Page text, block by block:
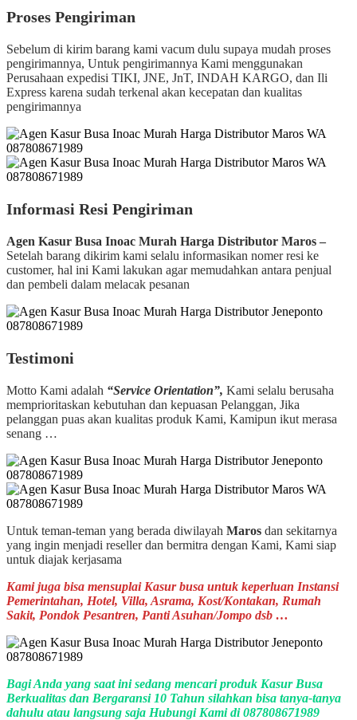
Proses Pengiriman
Sebelum di kirim barang kami vacum dulu supaya mudah proses
pengirimannya, Untuk pengirimannya Kami menggunakan
Perusahaan expedisi TIKI, JNE, JnT, INDAH KARGO, dan Ili
Express karena sudah terkenal akan kecepatan dan kualitas
pengirimannya
Informasi Resi Pengiriman
Agen Kasur Busa Inoac Murah Harga Distributor Maros –
Setelah barang dikirim kami selalu informasikan nomer resi ke
customer, hal ini Kami lakukan agar memudahkan antara penjual
dan pembeli dalam melacak pesanan
Testimoni
Motto Kami adalah “Service Orientation”, Kami selalu berusaha
memprioritaskan kebutuhan dan kepuasan Pelanggan, Jika
pelanggan puas akan kualitas produk Kami, Kamipun ikut merasa
senang …
Untuk teman-teman yang berada diwilayah Maros dan sekitarnya
yang ingin menjadi reseller dan bermitra dengan Kami, Kami siap
untuk diajak kerjasama
Kami juga bisa mensuplai Kasur busa untuk keperluan Instansi
Pemerintahan, Hotel, Villa, Asrama, Kost/Kontakan, Rumah
Sakit, Pondok Pesantren, Panti Asuhan/Jompo dsb …
Bagi Anda yang saat ini sedang mencari produk Kasur Busa
Berkualitas dan Bergaransi 10 Tahun silahkan bisa tanya-tanya
dahulu atau langsung saja Hubungi Kami di 087808671989